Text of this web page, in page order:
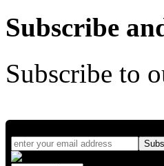
Subscribe
Subscribe to